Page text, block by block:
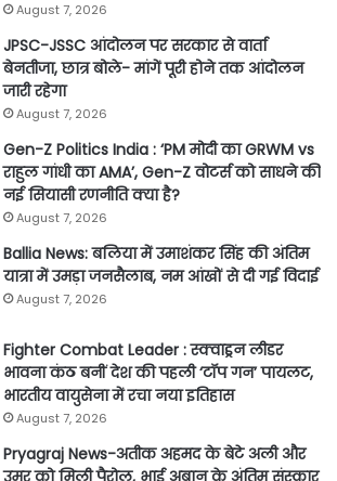
August 7, 2026
JPSC-JSSC आंदोलन पर सरकार से वार्ता
बेनतीजा, छात्र बोले- मांगें पूरी होने तक आंदोलन
जारी रहेगा
August 7, 2026
Gen-Z Politics India : ‘PM मोदी का GRWM vs
राहुल गांधी का AMA’, Gen-Z वोटर्स को साधने की
नई सियासी रणनीति क्या है?
August 7, 2026
Ballia News: बलिया में उमाशंकर सिंह की अंतिम
यात्रा में उमड़ा जनसैलाब, नम आंखों से दी गई विदाई
August 7, 2026
Fighter Combat Leader : स्क्वाड्रन लीडर
भावना कंठ बनीं देश की पहली ‘टॉप गन’ पायलट,
भारतीय वायुसेना में रचा नया इतिहास
August 7, 2026
Pryagraj News-अतीक अहमद के बेटे अली और